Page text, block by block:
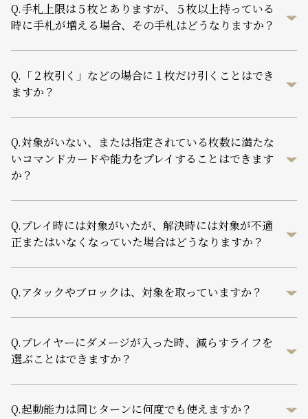
Q.手札上限は５枚とありますが、５枚以上持っている
時に手札が増える場合、その手札はどうなりますか？
Q. 「２枚引く」などの場合に１枚だけ引くことはでき
ますか？
Q.対象がいない、または指定されている枚数に満たな
いコマンドカードや能力をプレイすることはできます
か？
Q.プレイ時には対象がいたが、解決時には対象が不適
正またはいなくなっていた場合はどうなりますか？
Q.アタックやブロックは、対象を取っていますか？
Q.プレイヤーにダメージが入った時、減らすライフを
選ぶことはできますか？
Q.起動能力は同じターンに何度でも使えますか？